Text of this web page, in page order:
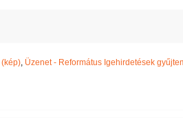
(kép), Üzenet - Református Igehirdetések